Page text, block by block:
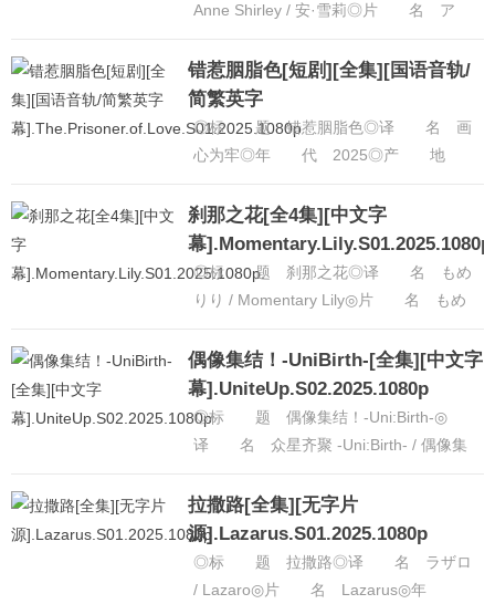
Anne Shirley / 安·雪莉◎片 名 ア
产 地 日本◎类...... [详细]
错惹胭脂色[短剧][全集][国语音轨/
简繁英字
幕
◎标 题 错惹胭脂色◎译 名 画
心为牢◎年 代 2025◎产 地
◎语 言 汉语普通话......
刹那之花[全4集][中文字
幕
◎标 题 刹那之花◎译 名 もめ
りり / Momentary Lily◎片 名 もめ
产 地 日...... [详细]
偶像集结！-UniBirth-[全集][中文字
幕].UniteUp.S02.2025.1080p
◎标 题 偶像集结！-Uni:Birth-◎
译 名 众星齐聚 -Uni:Birth- / 偶像集
片 ...... [详细]
拉撒路[全集][无字片
源].Lazarus.S01.2025.1080p
◎标 题 拉撒路◎译 名 ラザロ
/ Lazaro◎片 名 Lazarus◎年